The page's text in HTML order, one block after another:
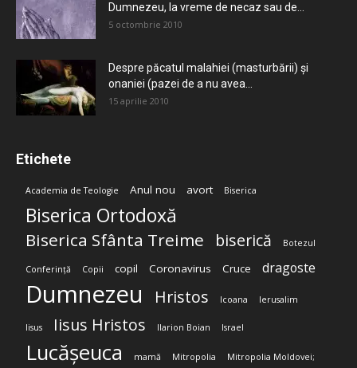
Dumnezeu, la vreme de necaz sau de...
5 octombrie 2010
Despre păcatul malahiei (masturbării) şi
onaniei (pazei de a nu avea...
15 aprilie 2010
Etichete
Academia de Teologie Anul nou avort Biserica
Biserica Ortodoxă
Biserica Sfânta Treime biserică Botezul
Conferință Copii copil Coronavirus Cruce dragoste
Dumnezeu Hristos Icoana Ierusalim
Iisus Iisus Hristos Ilarion Boian Israel
Lucășeuca mamă Mitropolia Mitropolia Moldovei;